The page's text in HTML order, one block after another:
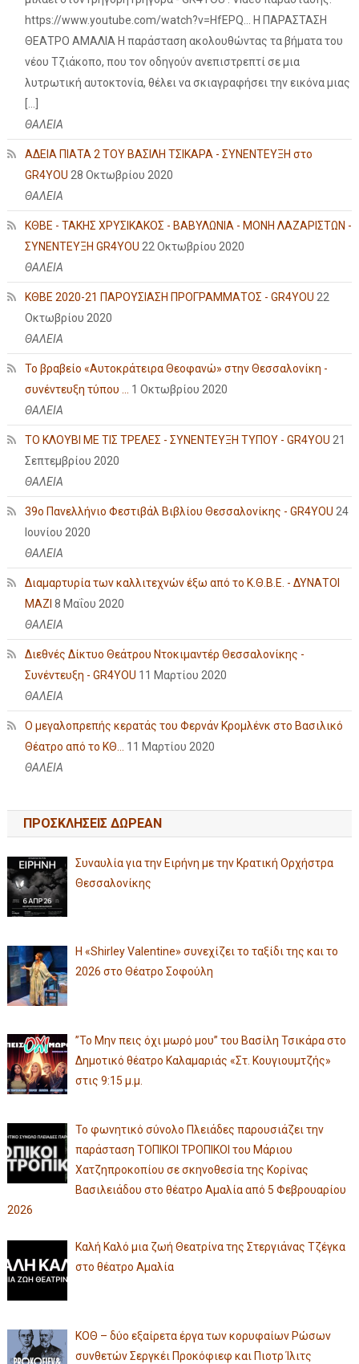
https://www.youtube.com/watch?v=HfEPQ... Η ΠΑΡΑΣΤΑΣΗ
ΘΕΑΤΡΟ ΑΜΑΛΙΑ Η παράσταση ακολουθώντας τα βήματα του
νέου Τζιάκοπο, που τον οδηγούν ανεπιστρεπτί σε μια
λυτρωτική αυτοκτονία, θέλει να σκιαγραφήσει την εικόνα μιας
ΘΑΛΕΙΑ
ΑΔΕΙΑ ΠΙΑΤΑ 2 ΤΟΥ ΒΑΣΙΛΗ ΤΣΙΚΑΡΑ - ΣΥΝΕΝΤΕΥΞΗ στο
GR4YOU 28 Οκτωβρίου 2020
ΘΑΛΕΙΑ
ΚΘΒΕ - ΤΑΚΗΣ ΧΡΥΣΙΚΑΚΟΣ - ΒΑΒΥΛΩΝΙΑ - ΜΟΝΗ ΛΑΖΑΡΙΣΤΩΝ -
ΣΥΝΕΝΤΕΥΞΗ GR4YOU 22 Οκτωβρίου 2020
ΘΑΛΕΙΑ
ΚΘΒΕ 2020-21 ΠΑΡΟΥΣΙΑΣΗ ΠΡΟΓΡΑΜΜΑΤΟΣ - GR4YOU 22
Οκτωβρίου 2020
ΘΑΛΕΙΑ
Το βραβείο «Αυτοκράτειρα Θεοφανώ» στην Θεσσαλονίκη -
συνέντευξη τύπου ...
1 Οκτωβρίου 2020
ΘΑΛΕΙΑ
ΤΟ ΚΛΟΥΒΙ ΜΕ ΤΙΣ ΤΡΕΛΕΣ - ΣΥΝΕΝΤΕΥΞΗ ΤΥΠΟΥ - GR4YOU 21
Σεπτεμβρίου 2020
ΘΑΛΕΙΑ
39ο Πανελλήνιο Φεστιβάλ Βιβλίου Θεσσαλονίκης - GR4YOU 24
Ιουνίου 2020
ΘΑΛΕΙΑ
Διαμαρτυρία των καλλιτεχνών έξω από το Κ.Θ.Β.Ε. - ΔΥΝΑΤΟΙ
ΜΑΖΙ 8 Μαΐου 2020
ΘΑΛΕΙΑ
Διεθνές Δίκτυο Θεάτρου Ντοκιμαντέρ Θεσσαλονίκης -
Συνέντευξη - GR4YOU 11 Μαρτίου 2020
ΘΑΛΕΙΑ
Ο μεγαλοπρεπής κερατάς του Φερνάν Κρομλένκ στο Βασιλικό
Θέατρο από το ΚΘ...
11 Μαρτίου 2020
ΘΑΛΕΙΑ
ΠΡΟΣΚΛΗΣΕΙΣ ΔΩΡΕΑΝ
Συναυλία για την Ειρήνη με την Κρατική Ορχήστρα
Θεσσαλονίκης
Η «Shirley Valentine» συνεχίζει το ταξίδι της και το
2026 στο Θέατρο Σοφούλη
”Το Μην πεις όχι μωρό μου” του Βασίλη Τσικάρα στο
Δημοτικό θέατρο Καλαμαριάς «Στ. Κουγιουμτζής»
στις 9:15 μ.μ.
Το φωνητικό σύνολο Πλειάδες παρουσιάζει την
παράσταση ΤΟΠΙΚΟΙ ΤΡΟΠΙΚΟΙ του Μάριου
Χατζηπροκοπίου σε σκηνοθεσία της Κορίνας
Βασιλειάδου στο θέατρο Αμαλία από 5 Φεβρουαρίου
2026
Καλή Καλό μια ζωή Θεατρίνα της Στεργιάνας Τζέγκα
στο θέατρο Αμαλία
ΚΟΘ – δύο εξαίρετα έργα των κορυφαίων Ρώσων
συνθετών Σεργκέι Προκόφιεφ και Πιοτρ Ίλιτς